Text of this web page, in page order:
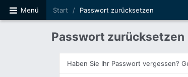
Menü Start Passwort zurücksetzen
Passwort zurücksetzen
Haben Sie Ihr Passwort vergessen?